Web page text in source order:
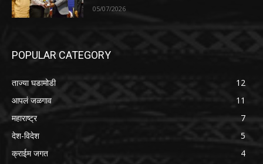
05/07/2026
POPULAR CATEGORY
ताज्या घडामोडी
12
आपलं जळगाव
11
महाराष्ट्र
7
देश-विदेश
5
क्राईम जगत
4